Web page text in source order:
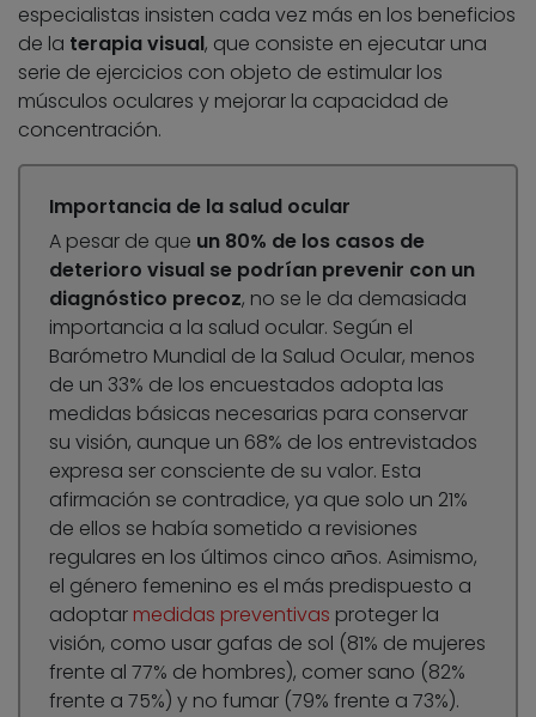
especialistas insisten cada vez más en los beneficios
de la terapia visual, que consiste en ejecutar una
serie de ejercicios con objeto de estimular los
músculos oculares y mejorar la capacidad de
concentración.
Importancia de la salud ocular
A pesar de que un 80% de los casos de
deterioro visual se podrían prevenir con un
diagnóstico precoz, no se le da demasiada
importancia a la salud ocular. Según el
Barómetro Mundial de la Salud Ocular, menos
de un 33% de los encuestados adopta las
medidas básicas necesarias para conservar
su visión, aunque un 68% de los entrevistados
expresa ser consciente de su valor. Esta
afirmación se contradice, ya que solo un 21%
de ellos se había sometido a revisiones
regulares en los últimos cinco años. Asimismo,
el género femenino es el más predispuesto a
adoptar medidas preventivas proteger la
visión, como usar gafas de sol (81% de mujeres
frente al 77% de hombres), comer sano (82%
frente a 75%) y no fumar (79% frente a 73%).